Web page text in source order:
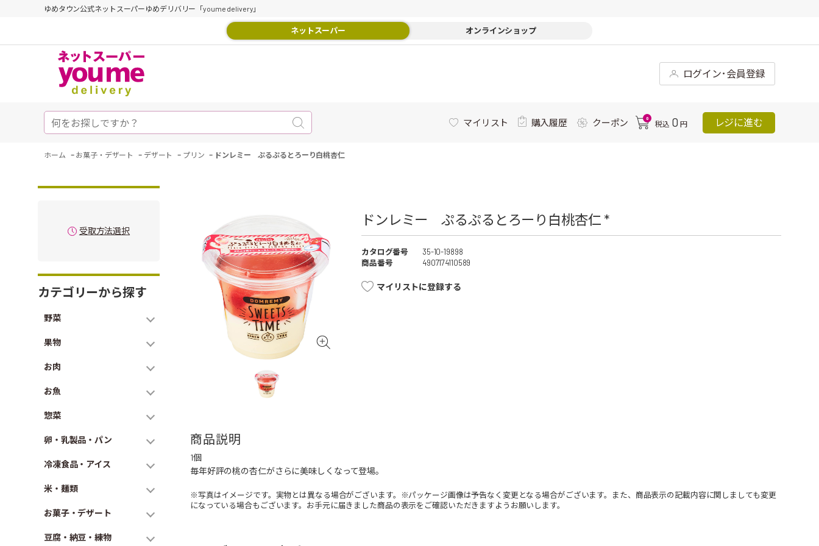
ゆめタウン公式ネットスーパーゆめデリバリー「youme delivery」
ネットスーパー オンラインショップ
ログイン･会員登録
マイリスト 購入履歴 クーポン 0
税込 0 円 レジに進む
ホーム - お菓子・デザート - デザート - プリン - ドンレミー ぷるぷるとろーり白桃杏仁
受取方法選択
カテゴリーから探す
野菜
果物
お肉
お魚
惣菜
卵・乳製品・パン
冷凍食品・アイス
米・麺類
お菓子・デザート
豆腐・納豆・練物
ドンレミー ぷるぷるとろーり白桃杏仁 *
カタログ番号
35-10-19898
商品番号
4907174110589
マイリストに登録する
商品説明
1個
毎年好評の桃の杏仁がさらに美味しくなって登場。
※写真はイメージです。実物とは異なる場合がございます。※パッケージ画像は予告なく変更となる場合がございます。また、商品表示の記載内容に関しましても変更
になっている場合もございます。お手元に届きました商品の表示をご確認いただきますようお願いします。